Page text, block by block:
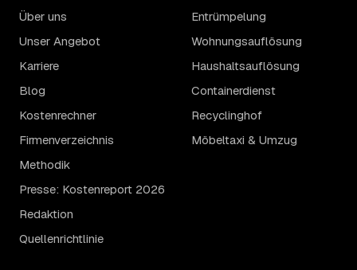
Über uns
Unser Angebot
Karriere
Blog
Kostenrechner
Firmenverzeichnis
Methodik
Presse: Kostenreport 2026
Redaktion
Quellenrichtlinie
Entrümpelung
Wohnungsauflösung
Haushaltsauflösung
Containerdienst
Recyclinghof
Möbeltaxi & Umzug